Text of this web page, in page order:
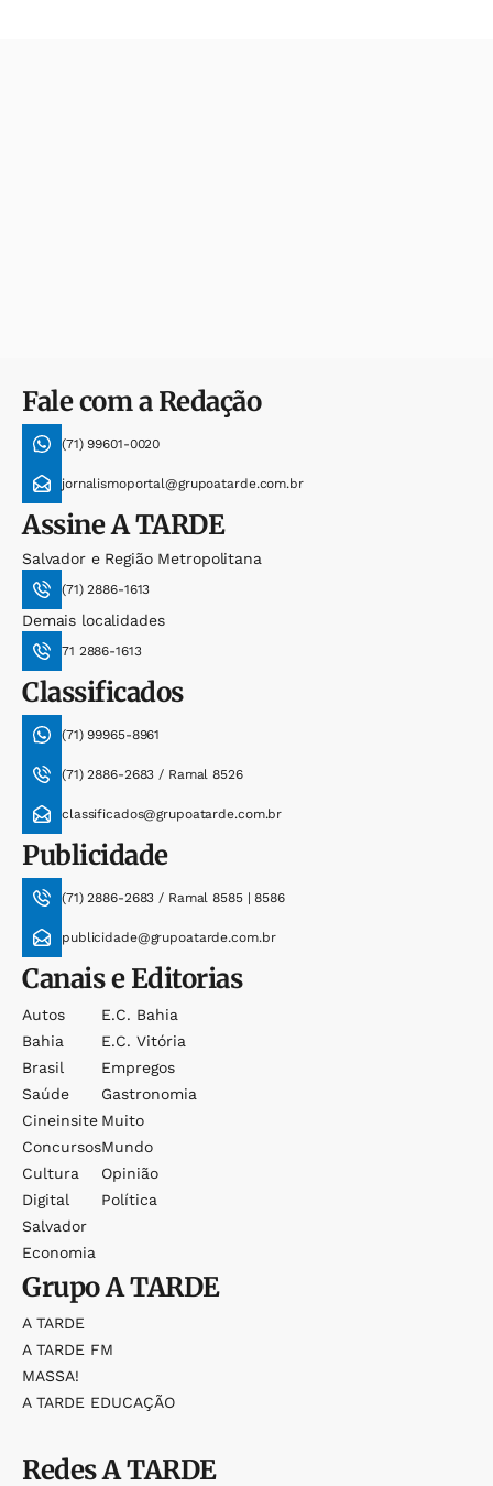
Fale com a Redação
(71) 99601-0020
jornalismoportal@grupoatarde.com.br
AssineA TARDE
Salvador e Região Metropolitana
(71) 2886-1613
Demais localidades
71 2886-1613
Classificados
(71) 99965-8961
(71) 2886-2683 / Ramal 8526
classificados@grupoatarde.com.br
Publicidade
(71) 2886-2683 / Ramal 8585 | 8586
publicidade@grupoatarde.com.br
Canais e Editorias
Autos
Bahia
Brasil
Saúde
Cineinsite
Concursos
Cultura
Digital
Salvador
Economia
E.c. Bahia
E.c. Vitória
Empregos
Gastronomia
Muito
Mundo
Opinião
Política
GrupoA TARDE
A TARDE
A TARDE FM
MASSA!
A TARDE EDUCAÇÃO
RedesA TARDE